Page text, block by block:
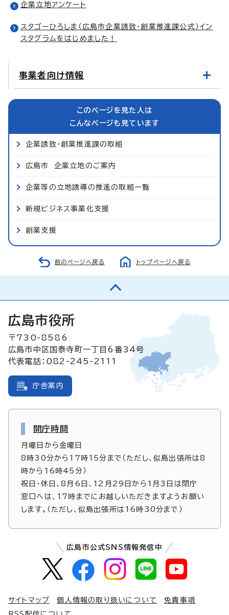
企業立地アンケート
スタゴーひろしま（広島市企業誘致・創業推進課公式）イン
スタグラムをはじめました！
事業者向け情報
このページを見た人は
こんなページも見ています
企業誘致・創業推進課の取組
広島市 企業立地のご案内
企業等の立地誘導の推進の取組一覧
新規ビジネス事業化支援
創業支援
前のページへ戻る トップページへ戻る
広島市役所
〒730-8586
広島市中区国泰寺町一丁目6番34号
代表電話：082-245-2111
庁舎案内
開庁時間
月曜日から金曜日
8時30分から17時15分まで（ただし、似島出張所は8
時から16時45分）
祝日・休日、8月6日、12月29日から1月3日は閉庁
窓口へは、17時までにお越しいただきますようお願い
します。（ただし、似島出張所は16時30分まで）
広島市公式SNS情報発信中
サイトマップ 個人情報の取り扱いについて
免責事項